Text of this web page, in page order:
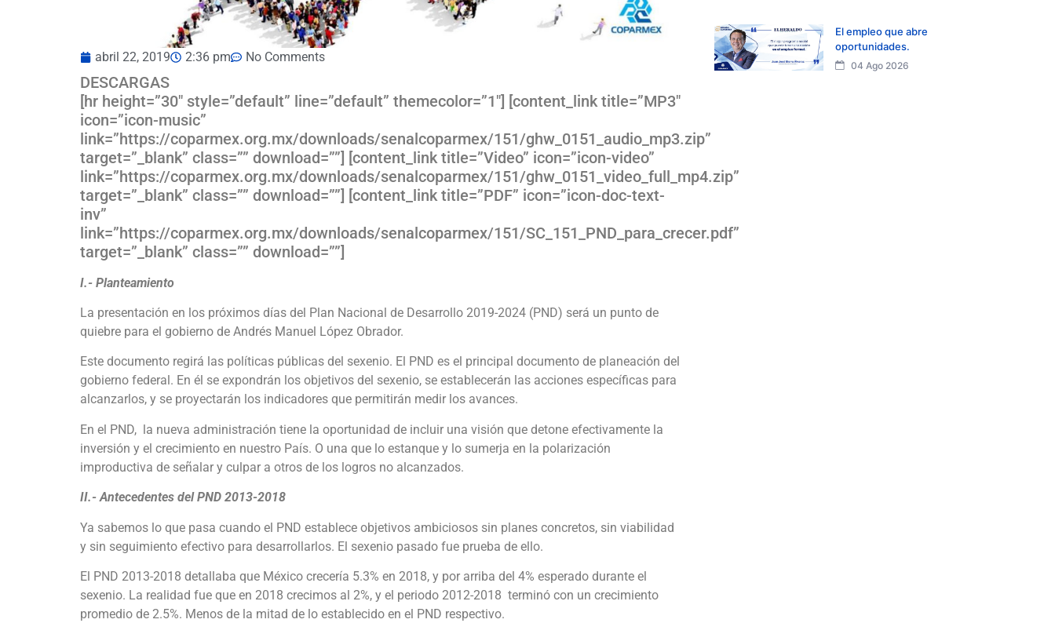
abril 22, 2019 2:36 pm No Comments
DESCARGAS
[hr height=”30″ style=”default” line=”default” themecolor=”1″] [content_link title=”MP3″
icon=”icon-music”
link=”https://coparmex.org.mx/downloads/senalcoparmex/151/ghw_0151_audio_mp3.zip”
target=”_blank” class=”” download=””] [content_link title=”Video” icon=”icon-video”
link=”https://coparmex.org.mx/downloads/senalcoparmex/151/ghw_0151_video_full_mp4.zip”
target=”_blank” class=”” download=””] [content_link title=”PDF” icon=”icon-doc-text-
inv”
link=”https://coparmex.org.mx/downloads/senalcoparmex/151/SC_151_PND_para_crecer.pdf”
target=”_blank” class=”” download=””]
I.- Planteamiento
La presentación en los próximos días del Plan Nacional de Desarrollo 2019-2024 (PND) será un punto de
quiebre para el gobierno de Andrés Manuel López Obrador.
Este documento regirá las políticas públicas del sexenio. El PND es el principal documento de planeación del
gobierno federal. En él se expondrán los objetivos del sexenio, se establecerán las acciones específicas para
alcanzarlos, y se proyectarán los indicadores que permitirán medir los avances.
En el PND, la nueva administración tiene la oportunidad de incluir una visión que detone efectivamente la
inversión y el crecimiento en nuestro País. O una que lo estanque y lo sumerja en la polarización
improductiva de señalar y culpar a otros de los logros no alcanzados.
II.- Antecedentes del PND 2013-2018
Ya sabemos lo que pasa cuando el PND establece objetivos ambiciosos sin planes concretos, sin viabilidad
y sin seguimiento efectivo para desarrollarlos. El sexenio pasado fue prueba de ello.
El PND 2013-2018 detallaba que México crecería 5.3% en 2018, y por arriba del 4% esperado durante el
sexenio. La realidad fue que en 2018 crecimos al 2%, y el periodo 2012-2018 terminó con un crecimiento
promedio de 2.5%. Menos de la mitad de lo establecido en el PND respectivo.
El empleo que abre
oportunidades.
04 Ago 2026